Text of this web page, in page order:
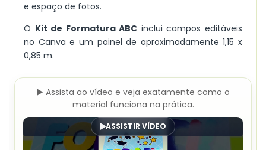
e espaço de fotos.
O Kit de Formatura ABC inclui campos editáveis
no Canva e um painel de aproximadamente 1,15 x
0,85 m.
▶️ Assista ao vídeo e veja exatamente como o
material funciona na prática.
ASSISTIR VÍDEO